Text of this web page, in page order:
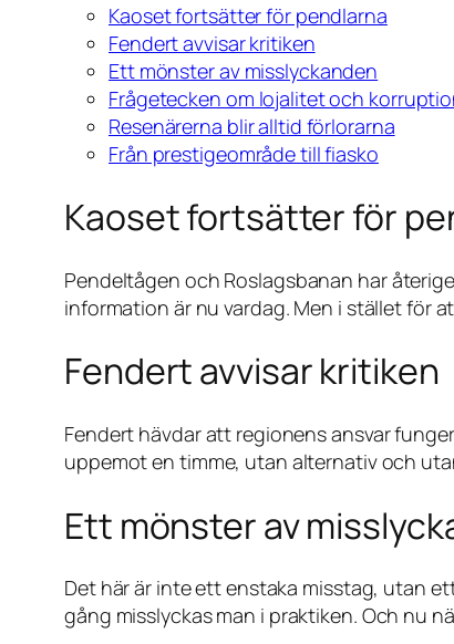
Kaoset fortsätter för pendlarna
Fendert avvisar kritiken
Ett mönster av misslyckanden
Frågetecken om lojalitet och
Resenärerna blir alltid förlorarna
Från prestigeområde till fiasko
Kaoset fortsätter för
Pendeltågen och Roslagsbanan har
information är nu vardag. Men i stället för
Fendert avvisar kritiken
Fendert hävdar att regionens ansvar
uppemot en timme, utan alternativ och
Ett mönster av
Det här är inte ett enstaka misstag, utan
gång misslyckas man i praktiken. Och nu